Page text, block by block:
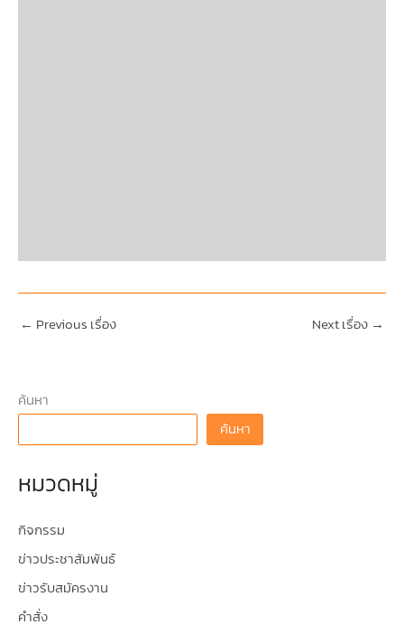
← Previous เรื่อง Next เรื่อง →
ค้นหา
ค้นหา
หมวดหมู่
กิจกรรม
ข่าวประชาสัมพันธ์
ข่าวรับสมัครงาน
คำสั่ง